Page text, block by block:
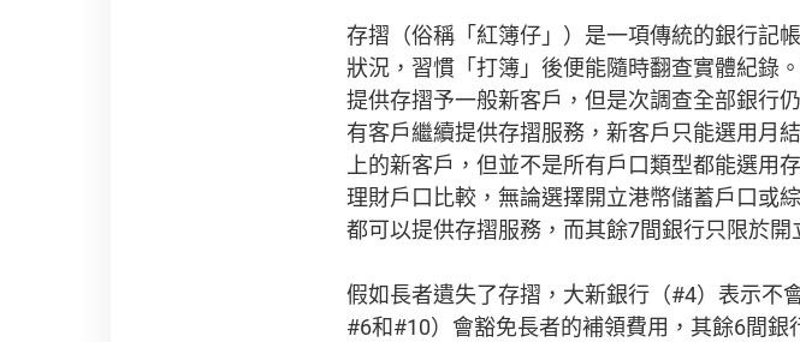
存摺（俗稱「紅簿仔」）是一項傳統的銀行記
狀況，習慣「打簿」後便能隨時翻查實體紀錄
提供存摺予一般新客戶，但是次調查全部銀行
有客戶繼續提供存摺服務，新客戶只能選用月
上的新客戶，但並不是所有戶口類型都能選用
理財戶口比較，無論選擇開立港幣儲蓄戶口或
都可以提供存摺服務，而其餘7間銀行只限於開
假如長者遺失了存摺，大新銀行（#4）表示不
#6和#10）會豁免長者的補領費用，其餘6間